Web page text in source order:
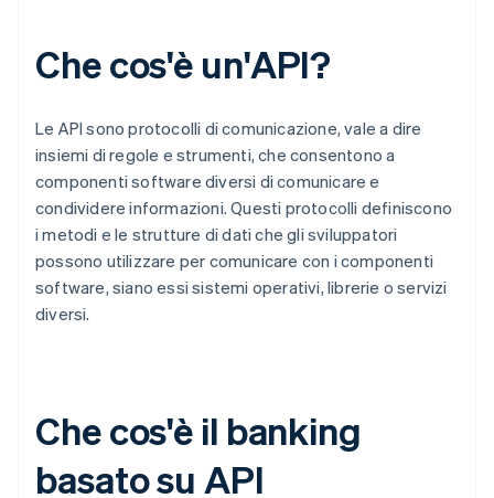
Che cos'è un'API?
Le API sono protocolli di comunicazione, vale a dire
insiemi di regole e strumenti, che consentono a
componenti software diversi di comunicare e
condividere informazioni. Questi protocolli definiscono
i metodi e le strutture di dati che gli sviluppatori
possono utilizzare per comunicare con i componenti
software, siano essi sistemi operativi, librerie o servizi
diversi.
Che cos'è il banking
basato su API